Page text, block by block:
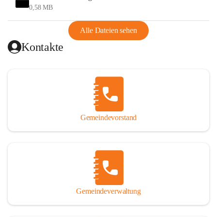
und Ungarn war. Dadurch war Wörterberg von Wörth
Aus diesem Grund war die Bevölkerung dazu gezwungen,
Schmuggel zu betreiben. Es kam oft zu nächtlichen
Überfällen und Schießereien. Erst mit dem Anschluss des
wirtschaftlich ging es bergauf. Dieser Aufschwung endete
1926. Es folgten Arbeitslosigkeit, Preissteigerung und
Unanbringlichkeit von Produkten. Daher wurde der
Anschluss an das Deutsche Reich begrüßt. Als der Zweite
Weltkrieg ausbrach, schwang die Stimmung um. Es starben
26 Männer an der Front, weitere 16 werden vermisst.
Von 1971 bis 1991 gehörte Wörterberg zur Gemeinde
Ollersdorf. Durch den Einsatz von mehreren Ortsansässigen
wurde Wörterberg 1991 wieder eine eigenständige
0,58 MB
Alle Dateien sehen
Kontakte
Gemeindevorstand
Gemeindeverwaltung